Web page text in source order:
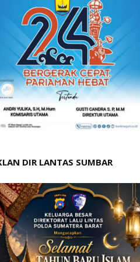
DIR LANTAS SUMBAR